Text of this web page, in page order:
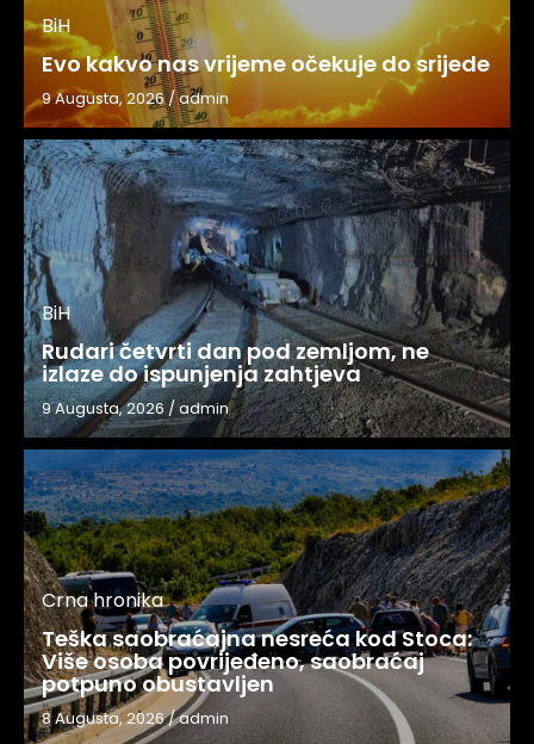
BiH
Evo kakvo nas vrijeme očekuje do srijede
9 Augusta, 2026/admin
BiH
Rudari četvrti dan pod zemljom, ne
izlaze do ispunjenja zahtjeva
9 Augusta, 2026 / admin
Crna hronika
Teška saobraćajna nesreća kod Stoca:
Više osoba povrijeđeno, saobraćaj
potpuno obustavljen
8 Augusta, 2026/admin